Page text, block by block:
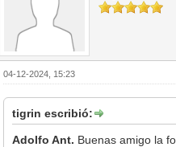
04-12-2024, 15:23
tigrin escribió:
Adolfo Ant. Buenas amigo la